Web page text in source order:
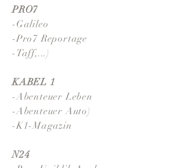
PRO7
-Galileo
-Pro7 Reportage
-Taff,...)
KABEL 1
-Abenteuer Leben
-Abenteuer Auto)
-K1-Magazin
N24